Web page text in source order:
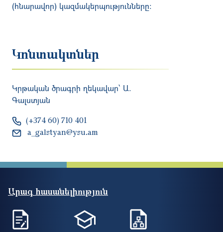
(հնարավոր) կազմակերպությունները:
Կոնտակտներ
Կրթական ծրագրի ղեկավար՝ Ա.
Գալստյան
(+374 60) 710 401
a_galstyan@ysu.am
Արագ հասանելիություն